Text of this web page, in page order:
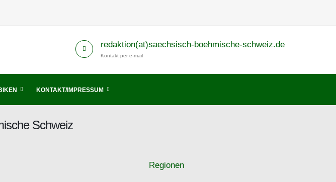
redaktion(at)saechsisch-boehmische-schweiz.de
Kontakt per e-mail
KONTAKT/IMPRESSUM
Schweiz
Regionen